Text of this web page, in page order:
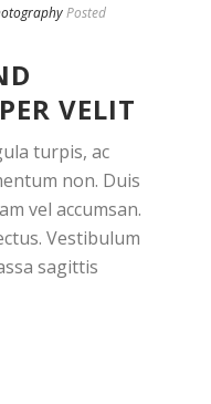
Posted
VELIT
turpis, ac
non. Duis
vel accumsan.
Vestibulum
sagittis